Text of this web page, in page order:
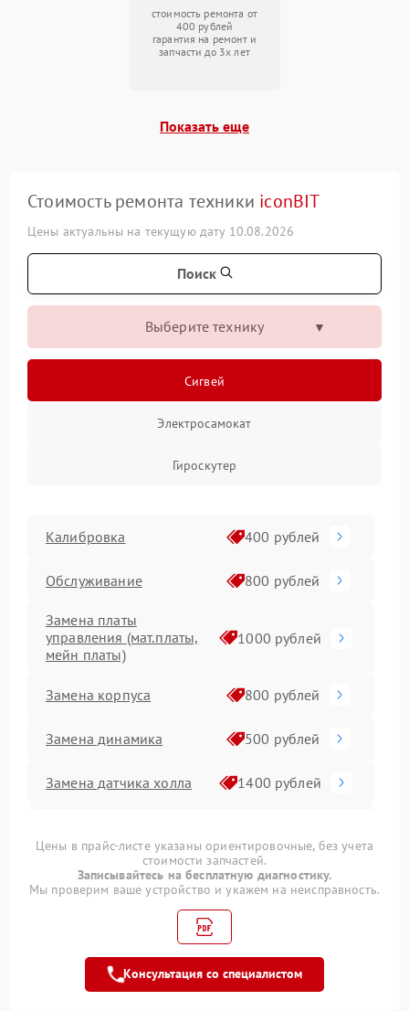
стоимость ремонта от
400 рублей
гарантия на ремонт и
запчасти до 3х лет
Показать еще
Стоимость ремонта техники iconBIT
Цены актуальны на текущую дату 10.08.2026
Поиск
Выберите технику
Сигвей
Электросамокат
Гироскутер
Калибровка 400 рублей
Обслуживание 800 рублей
Замена платы
управления (мат.платы,
мейн платы)
1000 рублей
Замена корпуса 800 рублей
Замена динамика 500 рублей
Замена датчика холла 1400 рублей
Замена транзисторов 1500 рублей
Замена аккумулятора
Прошивка 1200 рублей
Цены в прайс-листе указаны ориентировочные, без учета
стоимости запчастей.
Записывайтесь на бесплатную диагностику.
Мы проверим ваше устройство и укажем на неисправность.
Консультация со специалистом